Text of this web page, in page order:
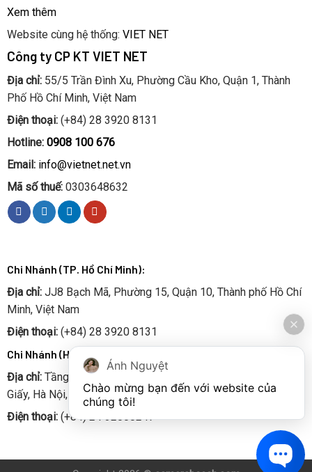
Xem thêm
Website cùng hệ thống: VIET NET
Công ty CP KT VIET NET
Địa chỉ:55/5 Trần Đình Xu, Phường Cầu Kho, Quận 1, Thành
Phố Hồ Chí Minh, Việt Nam
Điện thoại:(+84) 28 3920 8131
Hotline: 0908 100 676
Email: info@vietnet.net.vn
Mã số thuế:0303648632
Chi Nhánh (TP. Hồ Chí Minh):
Địa chỉ:JJ8 Bạch Mã, Phường 15, Quận 10, Thành phố Hồ Chí
Minh, Việt Nam
Điện thoại:(+84) 28 3920 8131
Chi Nhánh (Hà Nội):
Địa chỉ:Tầng 6 số 52 Chùa Hà, Phường Quan Hoa, Quận Cầu
Giấy, Hà Nội, Việt Nam
Điện thoại:(+84) 24 32008247
Ánh Nguyệt
Chào mừng bạn đến với website của
chúng tôi!